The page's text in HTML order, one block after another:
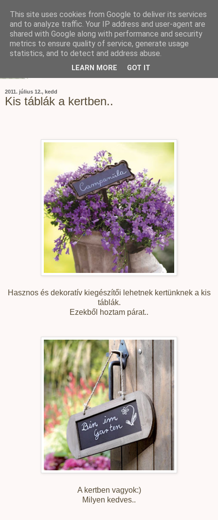
2011. július 12., kedd
Kis táblák a kertben..
Hasznos és dekoratív kiegészítői lehetnek kertünknek a kis
táblák.
Ezekből hoztam párat..
A kertben vagyok:)
Milyen kedves..
This site uses cookies from Google to deliver its services
and to analyze traffic. Your IP address and user-agent are
shared with Google along with performance and security
metrics to ensure quality of service, generate usage
statistics, and to detect and address abuse.
LEARN MORE GOT IT